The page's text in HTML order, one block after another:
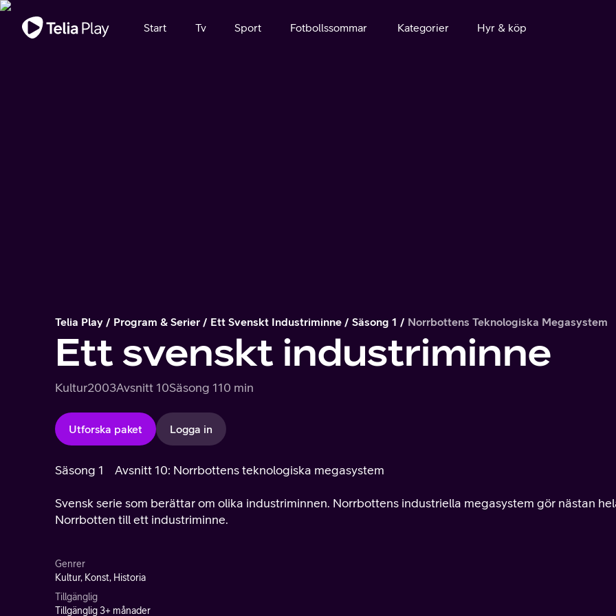
Viktigt meddelande
Start Tv Sport Fotbollssommar Kategorier Hyr & köp
Telia Play Program & Serier Ett Svenskt Industriminne Säsong 1 Norrbottens Teknologiska Megasystem
Ett svenskt industriminne
Kultur2003Avsnitt 10Säsong 110 min
Utforska paket Logga in
Säsong 1 Avsnitt 10: Norrbottens teknologiska megasystem
Svensk serie som berättar om olika industriminnen. Norrbottens industriella megasystem gör nästan
Norrbotten till ett industriminne.
Genrer
Kultur, Konst, Historia
Tillgänglig
Tillgänglig 3+ månader